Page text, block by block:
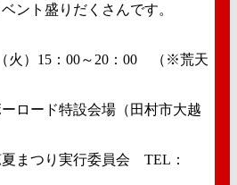
ント盛りだくさんです。
火）15：00～20：00 （※荒天
ロード特設会場（田村市大越
夏まつり実行委員会 TEL：